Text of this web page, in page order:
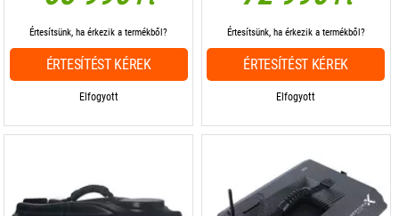
Elfogyott
Értesítsünk, ha érkezik a termékből?
ÉRTESÍTÉST KÉREK
Elfogyott
Értesítsünk, ha érkezik a termékből?
ÉRTESÍTÉST KÉREK